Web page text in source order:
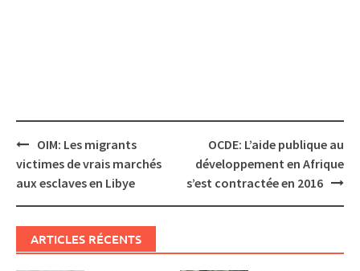
Post
navigation
OIM: Les migrants
victimes de vrais marchés
aux esclaves en Libye
OCDE: L’aide publique au
développement en Afrique
s’est contractée en 2016
ARTICLES RÉCENTS